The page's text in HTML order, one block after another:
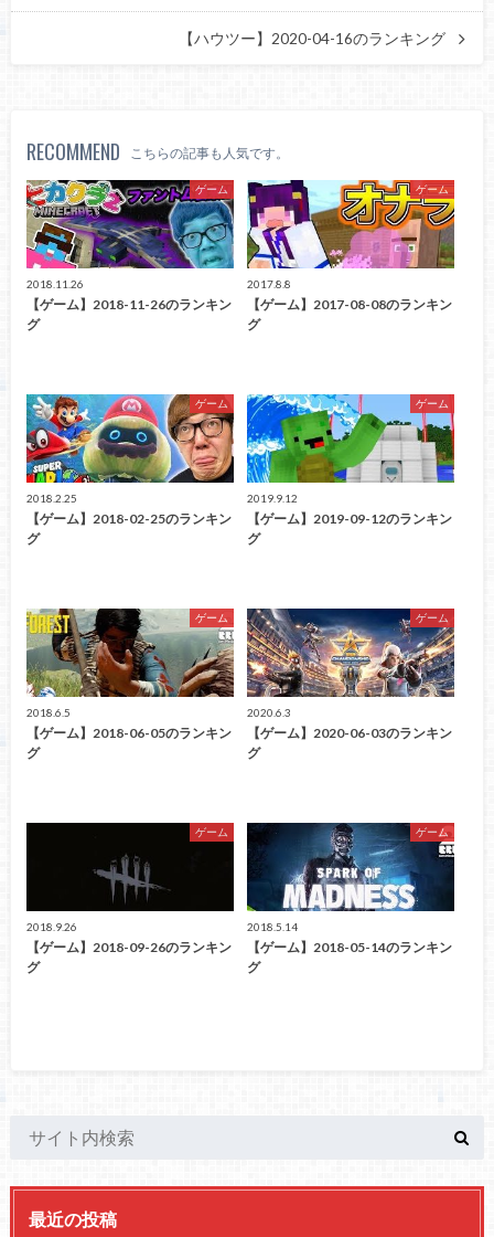
【ハウツー】2020-04-16のランキング
RECOMMEND こちらの記事も人気です。
ゲーム
2018.11.26
【ゲーム】2018-11-26のランキン
グ
ゲーム
2017.8.8
【ゲーム】2017-08-08のランキン
グ
ゲーム
2018.2.25
【ゲーム】2018-02-25のランキン
グ
ゲーム
2019.9.12
【ゲーム】2019-09-12のランキン
グ
ゲーム
2018.6.5
【ゲーム】2018-06-05のランキン
グ
ゲーム
2020.6.3
【ゲーム】2020-06-03のランキン
グ
ゲーム
2018.9.26
【ゲーム】2018-09-26のランキン
グ
ゲーム
2018.5.14
【ゲーム】2018-05-14のランキン
グ
最近の投稿